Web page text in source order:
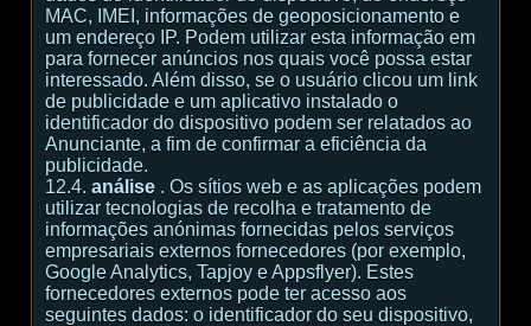
MAC, IMEI, informações de geoposicionamento e
um endereço IP. Podem utilizar esta informação em
para fornecer anúncios nos quais você possa estar
interessado. Além disso, se o usuário clicou um link
de publicidade e um aplicativo instalado o
identificador do dispositivo podem ser relatados ao
Anunciante, a fim de confirmar a eficiência da
publicidade.
12.4. análise . Os sítios web e as aplicações podem
utilizar tecnologias de recolha e tratamento de
informações anónimas fornecidas pelos serviços
empresariais externos fornecedores (por exemplo,
Google Analytics, Tapjoy e Appsflyer). Estes
fornecedores externos pode ter acesso aos
seguintes dados: o identificador do seu dispositivo,